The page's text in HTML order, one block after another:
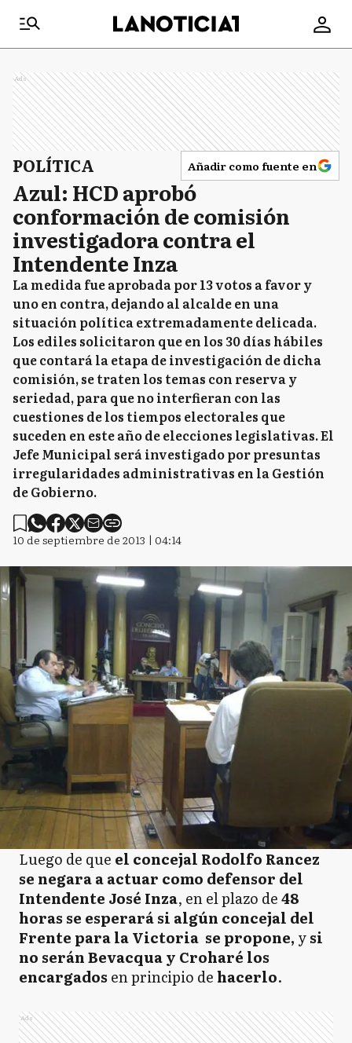
Ads
POLÍTICA Añadir como fuente en
Azul: HCD aprobó
conformación de comisión
investigadora contra el
Intendente Inza
La medida fue aprobada por 13 votos a favor y
uno en contra, dejando al alcalde en una
situación política extremadamente delicada.
Los ediles solicitaron que en los 30 días hábiles
que contará la etapa de investigación de dicha
comisión, se traten los temas con reserva y
seriedad, para que no interfieran con las
cuestiones de los tiempos electorales que
suceden en este año de elecciones legislativas. El
Jefe Municipal será investigado por presuntas
irregularidades administrativas en la Gestión
de Gobierno.
10 de septiembre de 2013 | 04:14
Luego de que el concejal Rodolfo Rancez
se negara a actuar como defensor del
Intendente José Inza, en el plazo de48
horas se esperará si algún concejal del
Frente para la Victoria se propone, ysi
no serán Bevacqua y Croharé los
encargados en principio de hacerlo.
Ads